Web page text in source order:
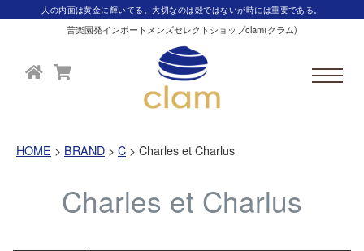
人の内面は黄金に輝いてる。大切なのは殻ではないが時には重要である。
苦楽園発インポートメンズセレクトショップclam(クラム)
HOME BRAND C Charles et Charlus
Charles et Charlus